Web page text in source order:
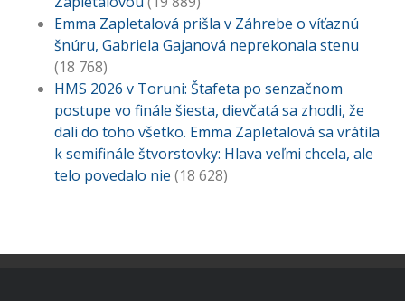
Emma Zapletalová prišla v Záhrebe o víťaznú
šnúru, Gabriela Gajanová neprekonala stenu
(18 768)
HMS 2026 v Toruni: Štafeta po senzačnom
postupe vo finále šiesta, dievčatá sa zhodli, že
dali do toho všetko. Emma Zapletalová sa vrátila
k semifinále štvorstovky: Hlava veľmi chcela, ale
telo povedalo nie (18 628)